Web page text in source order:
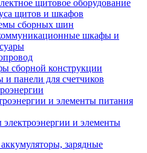
щитовое оборудование
щитов и шкафов
сборных шин
шкафы и
сборной конструкции
панели для счетчиков
и элементы питания
электроэнергии и элементы
зарядные